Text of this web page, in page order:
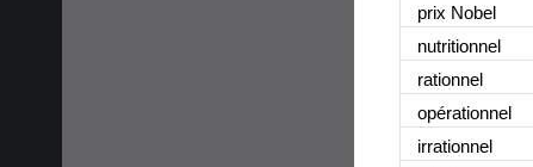
prix Nobel
nutritionnel
rationnel
opérationnel
irrationnel